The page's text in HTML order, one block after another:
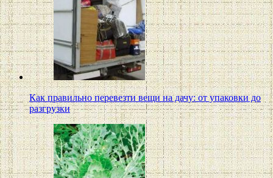
Как правильно перевезти вещи на дачу: от упаковки до
разгрузки